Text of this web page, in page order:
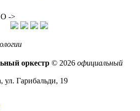
оркестр © 2026 официальный
ул. Гарибальди, 19